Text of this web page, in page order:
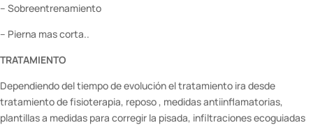
– Sobreentrenamiento
– Pierna mas corta..
TRATAMIENTO
Dependiendo del tiempo de evolución el tratamiento ira desde
tratamiento de fisioterapia, reposo , medidas antiinflamatorias,
plantillas a medidas para corregir la pisada, infiltraciones ecoguiadas